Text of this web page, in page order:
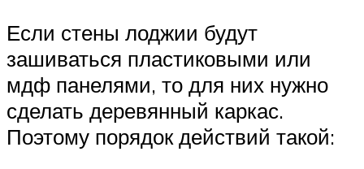
Если стены лоджии будут
зашиваться пластиковыми или
мдф панелями, то для них нужно
сделать деревянный каркас.
Поэтому порядок действий такой: